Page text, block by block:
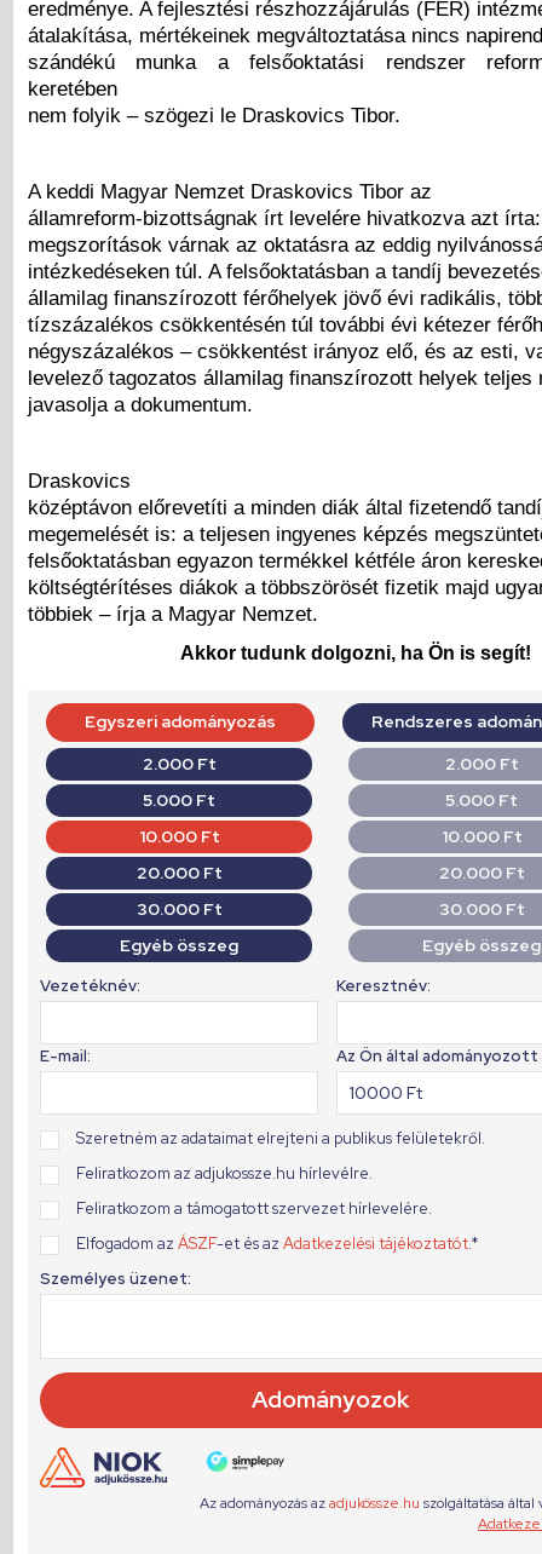
eredménye. A fejlesztési részhozzájárulás (FER)
átalakítása, mértékeinek megváltoztatása nincs
szándékú munka a felsőoktatási rendszer reform-
keretében
nem folyik – szögezi le Draskovics Tibor.
A keddi Magyar Nemzet Draskovics Tibor az
államreform-bizottságnak írt levelére hivatkozva azt
megszorítások várnak az oktatásra az eddig
intézkedéseken túl. A felsőoktatásban a tandíj
államilag finanszírozott férőhelyek jövő évi radikális,
tízszázalékos csökkentésén túl további évi kétezer
négyszázalékos – csökkentést irányoz elő, és az esti,
levelező tagozatos államilag finanszírozott helyek teljes
javasolja a dokumentum.
Draskovics
középtávon előrevetíti a minden diák által fizetendő
megemelését is: a teljesen ingyenes képzés
felsőoktatásban egyazon termékkel kétféle áron
költségtérítéses diákok a többszörösét fizetik majd
többiek – írja a Magyar Nemzet.
Akkor tudunk dolgozni, ha Ön is segít!